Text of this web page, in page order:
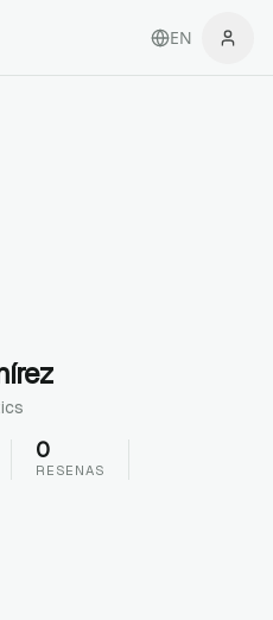
EN
0
RESENAS